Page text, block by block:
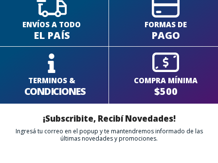
ENVÍOS A TODO
EL PAÍS
FORMAS DE
PAGO
TERMINOS &
CONDICIONES
COMPRA MÍNIMA
$500
¡Subscribite, Recibí Novedades!
Ingresá tu correo en el popup y te mantendremos informado de las
últimas novedades y promociones.